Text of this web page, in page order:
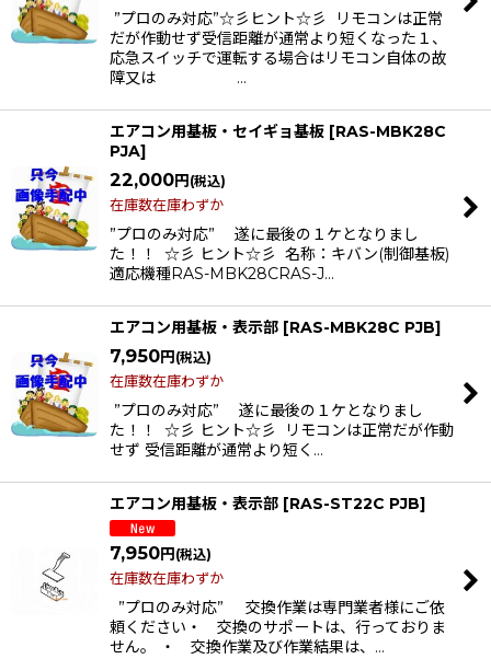
”プロのみ対応”☆彡ヒント☆彡 リモコンは正常
だが作動せず受信距離が通常より短くなった１、
応急スイッチで運転する場合はリモコン自体の故
障又は …
エアコン用基板・セイギョ基板 [RAS-MBK28C
PJA]
22,000円 (税込)
在庫数在庫わずか
”プロのみ対応” 遂に最後の１ケとなりまし
た！！ ☆彡 ヒント☆彡 名称：キバン(制御基板)
適応機種RAS-MBK28CRAS-J…
エアコン用基板・表示部 [RAS-MBK28C PJB]
7,950円 (税込)
在庫数在庫わずか
”プロのみ対応” 遂に最後の１ケとなりまし
た！！ ☆彡 ヒント☆彡 リモコンは正常だが作動
せず 受信距離が通常より短く…
エアコン用基板・表示部 [RAS-ST22C PJB]
7,950円 (税込)
在庫数在庫わずか
”プロのみ対応” 交換作業は専門業者様にご依
頼ください・ 交換のサポートは、行っておりま
せん。 ・ 交換作業及び作業結果は、…